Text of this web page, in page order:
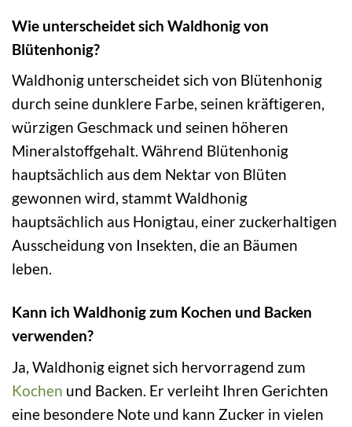
Wie unterscheidet sich Waldhonig von
Blütenhonig?
Waldhonig unterscheidet sich von Blütenhonig
durch seine dunklere Farbe, seinen kräftigeren,
würzigen Geschmack und seinen höheren
Mineralstoffgehalt. Während Blütenhonig
hauptsächlich aus dem Nektar von Blüten
gewonnen wird, stammt Waldhonig
hauptsächlich aus Honigtau, einer zuckerhaltigen
Ausscheidung von Insekten, die an Bäumen
leben.
Kann ich Waldhonig zum Kochen und Backen
verwenden?
Ja, Waldhonig eignet sich hervorragend zum
Kochen und Backen. Er verleiht Ihren Gerichten
eine besondere Note und kann Zucker in vielen